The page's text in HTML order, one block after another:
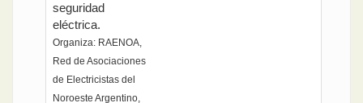
seguridad
eléctrica.
Organiza: RAENOA,
Red de Asociaciones
de Electricistas del
Noroeste Argentino,